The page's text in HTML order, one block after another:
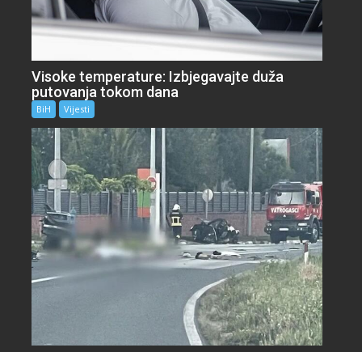
Visoke temperature: Izbjegavajte duža
putovanja tokom dana
BiH Vijesti